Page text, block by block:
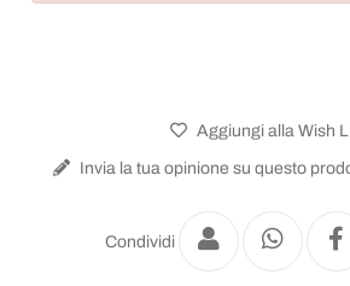
Aggiungi alla Wish
Invia la tua opinione su questo
Condividi